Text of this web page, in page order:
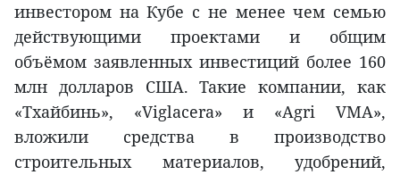
инвестором на Кубе с не менее чем семью
действующими проектами и общим
объёмом заявленных инвестиций более 160
млн долларов США. Такие компании, как
«Тхайбинь», «Viglacera» и «Agri VMA»,
вложили средства в производство
строительных материалов, удобрений,